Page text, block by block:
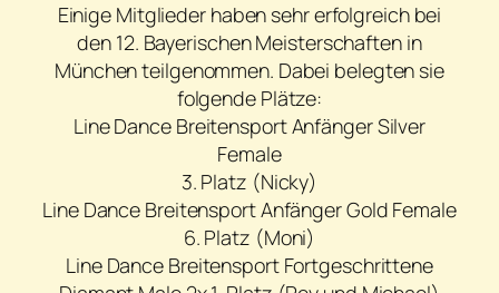
Einige Mitglieder haben sehr erfolgreich bei
den 12. Bayerischen Meisterschaften in
München teilgenommen. Dabei belegten sie
folgende Plätze:
Line Dance Breitensport Anfänger Silver
Female
3. Platz (Nicky)
Line Dance Breitensport Anfänger Gold Female
6. Platz (Moni)
Line Dance Breitensport Fortgeschrittene